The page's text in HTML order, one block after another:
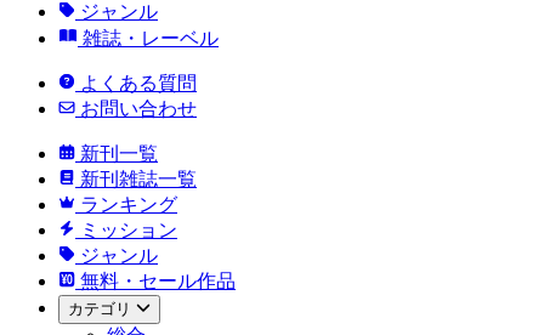
ジャンル
雑誌・レーベル
よくある質問
お問い合わせ
新刊一覧
新刊雑誌一覧
ランキング
ミッション
ジャンル
無料・セール作品
カテゴリ